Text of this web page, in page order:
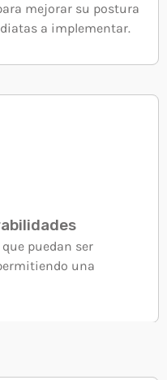
mejorar su postura
a implementar.
puedan ser
una